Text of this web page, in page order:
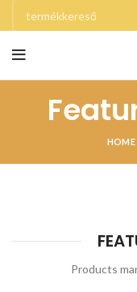
HOME
Products